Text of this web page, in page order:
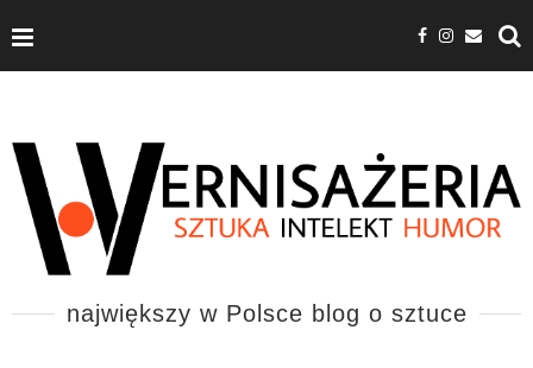
największy w Polsce blog o sztuce